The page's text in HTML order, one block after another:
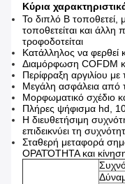
Κύρια
Το διπλό Β τοποθετεί,
τοποθετείται και άλλη
τροφοδοτείται
Κατάλληλος να φερθεί
Διαμόρφωση COFDM
Περίφραξη αργιλίου
Μεγάλη ασφάλεια από
Μορφωματικό σχέδιο
Πλήρες ψήφισμα hd,
Η διευθετήσιμη
επιδεικνύει τη
Σταθερή μεταφορά
ΟΡΑΤΌΤΗΤΑ και